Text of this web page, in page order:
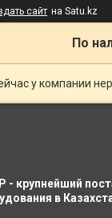
сайт на Satu.kz
По
у компании
- крупнейший
в